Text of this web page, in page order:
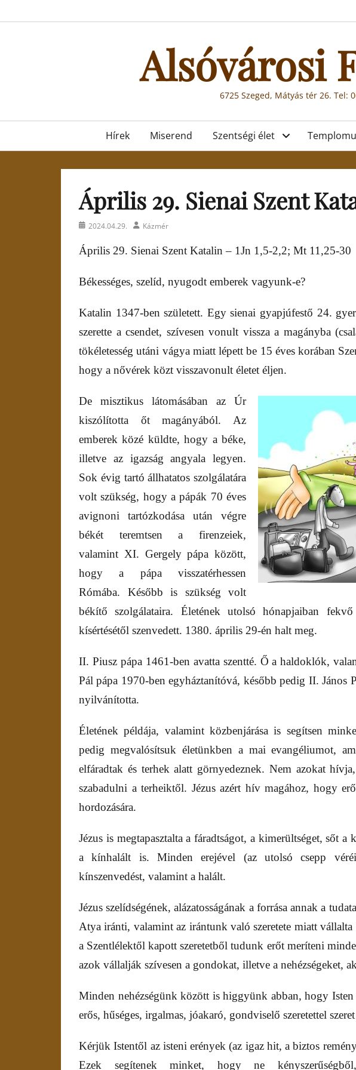
to
Alsóvárosi
6725 Szeged, Mátyás tér 26. Tel:
Primary
menu
Hírek Miserend Szentségi élet
Április 29. Sienai Szent
Posted2024.04.29. AuthorKázmér
Április 29. Sienai Szent Katalin – 1Jn 1,5-2,2; Mt 11,25-30
Békességes, szelíd, nyugodt emberek vagyunk-e?
Katalin 1347-ben született. Egy sienai gyapjúfestő 24.
szerette a csendet, szívesen vonult vissza a magányba
tökéletesség utáni vágya miatt lépett be 15 éves korában
hogy a nővérek közt visszavonult életet éljen.
De misztikus látomásában az Úr
kiszólította őt magányából. Az
emberek közé küldte, hogy a béke,
illetve az igazság angyala legyen.
Sok évig tartó állhatatos szolgálatára
volt szükség, hogy a pápák 70 éves
avignoni tartózkodása után végre
békét teremtsen a firenzeiek,
valamint XI. Gergely pápa között,
hogy a pápa visszatérhessen
Rómába. Később is szükség volt
békítő szolgálataira. Életének utolsó hónapjaiban
kísértésétől szenvedett. 1380. április 29-én halt meg.
II. Piusz pápa 1461-ben avatta szentté. Ő a haldoklók,
Pál pápa 1970-ben egyháztanítóvá, később pedig II. János
nyilvánította.
Életének példája, valamint közbenjárása is segítsen
pedig megvalósítsuk életünkben a mai evangéliumot,
elfáradtak és terhek alatt görnyedeznek. Nem azokat
szabadulni a terheiktől. Jézus azért hív magához, hogy
hordozására.
Jézus is megtapasztalta a fáradtságot, a kimerültséget, sőt a
a kínhalált is. Minden erejével (az utolsó csepp
kínszenvedést, valamint a halált.
Jézus szelídségének, alázatosságának a forrása annak a
Atya iránti, valamint az irántunk való szeretete miatt
a Szentlélektől kapott szeretetből tudunk erőt meríteni
azok vállalják szívesen a gondokat, illetve a nehézségeket,
Minden nehézségünk között is higgyünk abban, hogy
erős, hűséges, irgalmas, jóakaró, gondviselő szeretettel
Kérjük Istentől az isteni erények (az igaz hit, a biztos
Ezek segítenek minket, hogy ne kényszerűségből,